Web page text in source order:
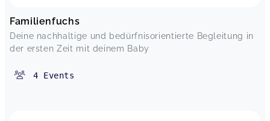
Familienfuchs
Deine nachhaltige und bedürfnisorientierte Begleitung in
der ersten Zeit mit deinem Baby
4 Events